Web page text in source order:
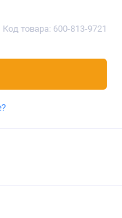
Код товара: 600-813-9721